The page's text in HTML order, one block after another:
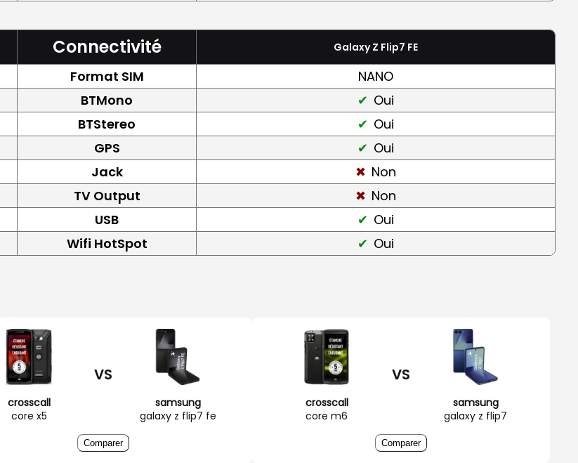
Connectivité Galaxy Z Flip7 FE
Format SIM
NANO
BTMono
Oui
BTStereo
Oui
GPS
Oui
Jack
Non
TV Output
Non
USB
Oui
Wifi HotSpot Oui
crosscall
core x5
VS
samsung
galaxy z flip7 fe
Comparer
crosscall
core m6
VS
samsung
galaxy z flip7
Comparer